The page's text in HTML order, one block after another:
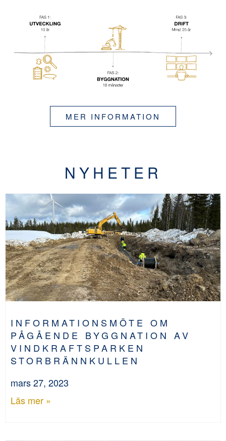
MER INFORMATION
NYHETER
INFORMATIONSMÖTE OM
PÅGÅENDE BYGGNATION AV
VINDKRAFTSPARKEN
STORBRÄNNKULLEN
mars 27, 2023
Läs mer »